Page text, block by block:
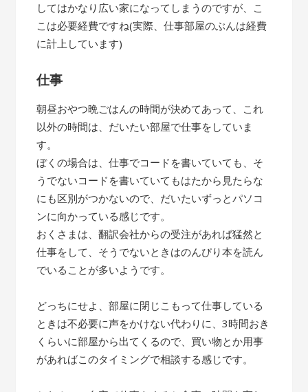
してはかなり広い家になってしまうのですが、こ
こは必要経費ですね(実際、仕事部屋のぶんは経費
に計上しています)
仕事
朝昼おやつ晩ごはんの時間が決めてあって、これ
以外の時間は、だいたい部屋で仕事をしていま
す。
ぼくの場合は、仕事でコードを書いていても、そ
うでないコードを書いていてもはたから見たらな
にも区別がつかないので、だいたいずっとパソコ
ンに向かっている感じです。
おくさまは、翻訳会社からの受注があれば猛然と
仕事をして、そうでないときはのんびり本を読ん
でいることが多いようです。
どっちにせよ、部屋に閉じこもって仕事している
ときは不必要に声をかけない代わりに、3時間おき
くらいに部屋から出てくるので、買い物とか用事
があればこのタイミングで相談する感じです。